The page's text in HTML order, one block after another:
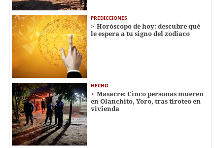
PREDICCIONES
Horóscopo de hoy: descubre qué
le espera a tu signo del zodiaco
HECHO
Masacre: Cinco personas mueren
en Olanchito, Yoro, tras tiroteo en
vivienda